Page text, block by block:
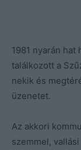
1981 nyarán
találkozott a
nekik és
üzenetet.
Az akkori
szemmel,